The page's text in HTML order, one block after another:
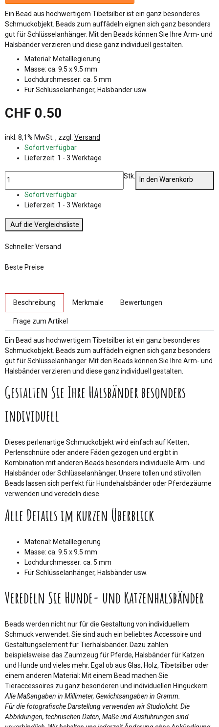
Ein Bead aus hochwertigem Tibetsilber ist ein ganz besonderes
Schmuckobjekt. Beads zum auffädeln eignen sich ganz besonders
gut für Schlüsselanhänger. Mit den Beads können Sie Ihre Arm- und
Halsbänder verzieren und diese ganz individuell gestalten.
Material: Metalllegierung
Masse: ca. 9.5 x 9.5 mm
Lochdurchmesser: ca. 5 mm
Für Schlüsselanhänger, Halsbänder usw.
CHF 0.50
inkl. 8,1% MwSt. , zzgl. Versand
Sofort verfügbar
Lieferzeit: 1 - 3 Werktage
Stk.
In den Warenkorb
Sofort verfügbar
Lieferzeit: 1 - 3 Werktage
Auf die Vergleichsliste
Schneller Versand
Beste Preise
Beschreibung Merkmale Bewertungen
Frage zum Artikel
Ein Bead aus hochwertigem Tibetsilber ist ein ganz besonderes
Schmuckobjekt. Beads zum auffädeln eignen sich ganz besonders
gut für Schlüsselanhänger. Mit den Beads können Sie Ihre Arm- und
Halsbänder verzieren und diese ganz individuell gestalten.
Gestalten Sie Ihre Halsbänder besonders
individuell
Dieses perlenartige Schmuckobjekt wird einfach auf Ketten,
Perlenschnüre oder andere Fäden gezogen und ergibt in
Kombination mit anderen Beads besonders individuelle Arm- und
Halsbänder oder Schlüsselanhänger. Unsere tollen und stilvollen
Beads lassen sich perfekt für Hundehalsbänder oder Pferdezäume
verwenden und veredeln diese.
Alle Details im kurzen Überblick
Material: Metalllegierung
Masse: ca. 9.5 x 9.5 mm
Lochdurchmesser: ca. 5 mm
Für Schlüsselanhänger, Halsbänder usw.
Veredeln Sie Hunde- und Katzenhalsbänder
Beads werden nicht nur für die Gestaltung von individuellem
Schmuck verwendet. Sie sind auch ein beliebtes Accessoire und
Gestaltungselement für Tierhalsbänder. Dazu zählen
beispielsweise das Zaumzeug für Pferde, Halsbänder für Katzen
und Hunde und vieles mehr. Egal ob aus Glas, Holz, Tibetsilber oder
einem anderen Material: Mit einem Bead machen Sie
Tieraccessoires zu ganz besonderen und individuellen Hinguckern.
Alle Maßangaben in Millimeter, Gewichtsangaben in Gramm.
Für die fotografische Darstellung verwenden wir Studiolicht. Die
Abbildungen, technischen Daten, Maße und Ausführungen sind